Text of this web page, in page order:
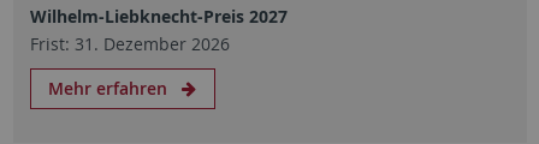
Wilhelm-Liebknecht-Preis 2027
Frist: 31. Dezember 2026
Mehr erfahren